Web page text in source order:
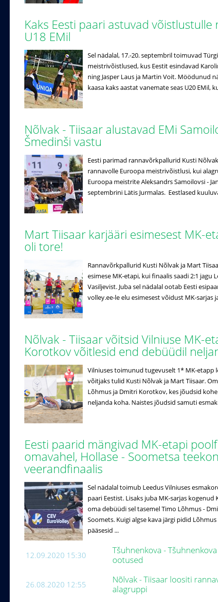
Kaks Eesti paari astuvad võistlustulle
U18 EMil
Sel nädalal, 17.-20. septembril toimuvad
meistrivõistlused, kus Eestit esindavad
ning Jasper Laus ja Martin Voit. Möödunud
kaasa kaks aastat vanemate seas U20 EMil,
Nõlvak - Tiisaar alustavad EMi
Šmedinši vastu
Eesti parimad rannavõrkpallurid Kusti
rannavolle Euroopa meistrivõistlusi, kui
Euroopa meistrite Aleksandrs Samoilovsi -
septembrini Lätis Jurmalas. Eestlased
Mart Tiisaar karjääri esimesest MK-
oli tore!
Rannavõrkpallurid Kusti Nõlvak ja Mart
esimese MK-etapi, kui finaalis saadi 2:1 jagu
Vasiljevist. Juba sel nädalal ootab Eesti
volley.ee-le elu esimesest võidust MK-sarjas
Nõlvak - Tiisaar võitsid Vilniuse MK-
Korotkov võitlesid end debüüdil
Vilniuses toimunud tugevuselt 1* MK-etapp
võitjaks tulid Kusti Nõlvak ja Mart Tiisaar.
Lõhmus ja Dmitri Korotkov, kes jõudsid
neljanda koha. Naistes jõudsid samuti
Eesti paarid mängivad MK-etapi
omavahel, Hollase - Soometsa
veerandfinaalis
Sel nädalal toimub Leedus Vilniuses
paari Eestist. Lisaks juba MK-sarjas
oma debüüdi sel tasemel Timo Lõhmus -
Soomets. Kuigi algse kava järgi pidid
pääsesid ...
12.09.2020 15:30
Tšuhnenkova -
ootused
26.08.2020 12:55
Nõlvak - Tiisaar loositi
alagruppi